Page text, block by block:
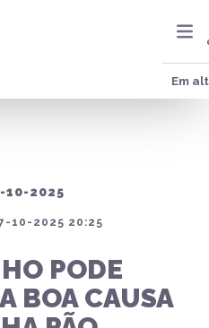
Em
10-2025
10-2025 20:25
PODE
BOA CAUSA